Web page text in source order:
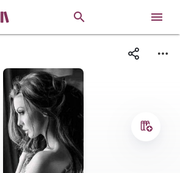
 